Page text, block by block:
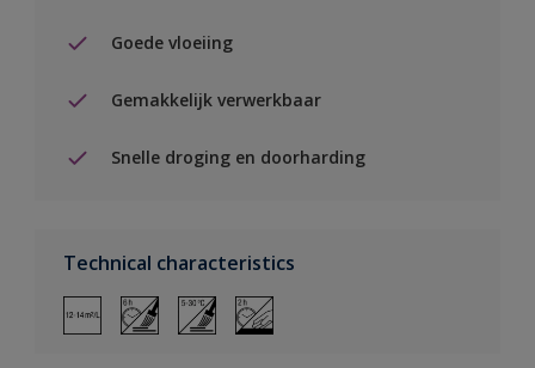
Goede vloeiing
Gemakkelijk verwerkbaar
Snelle droging en doorharding
Technical characteristics